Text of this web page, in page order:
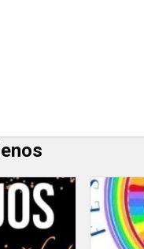
XVII
Alytaus
miesto
vaikų